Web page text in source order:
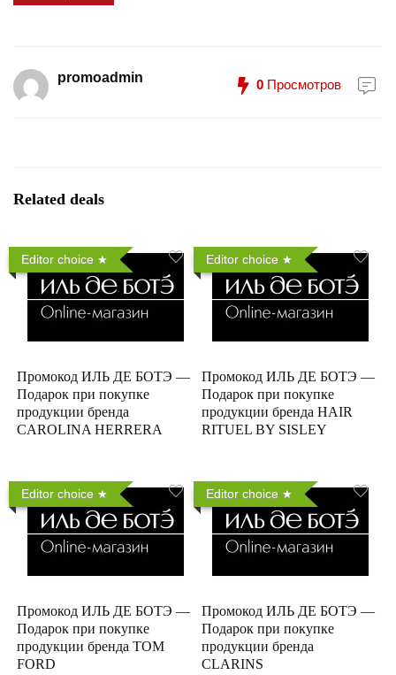
promoadmin 0 Просмотров
Related deals
Editor choice
Промокод ИЛЬ ДЕ БОТЭ —
Подарок при покупке
продукции бренда
CAROLINA HERRERA
Editor choice
Промокод ИЛЬ ДЕ БОТЭ —
Подарок при покупке
продукции бренда HAIR
RITUEL BY SISLEY
Editor choice
Промокод ИЛЬ ДЕ БОТЭ —
Подарок при покупке
продукции бренда TOM
FORD
Editor choice
Промокод ИЛЬ ДЕ БОТЭ —
Подарок при покупке
продукции бренда
CLARINS